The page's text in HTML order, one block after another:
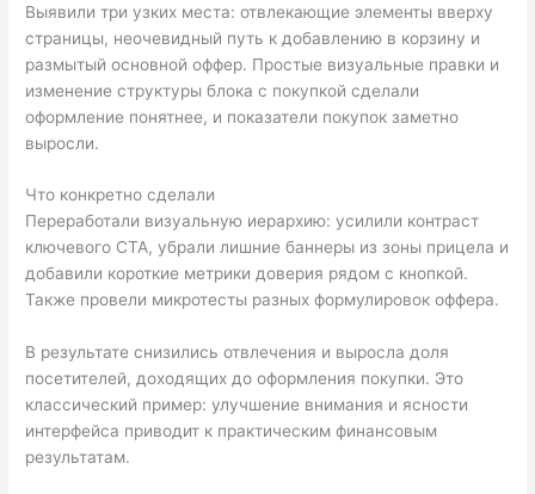
Выявили три узких места: отвлекающие элементы вверху
страницы, неочевидный путь к добавлению в корзину и
размытый основной оффер. Простые визуальные правки и
изменение структуры блока с покупкой сделали
оформление понятнее, и показатели покупок заметно
выросли.
Что конкретно сделали
Переработали визуальную иерархию: усилили контраст
ключевого CTA, убрали лишние баннеры из зоны прицела и
добавили короткие метрики доверия рядом с кнопкой.
Также провели микротесты разных формулировок оффера.
В результате снизились отвлечения и выросла доля
посетителей, доходящих до оформления покупки. Это
классический пример: улучшение внимания и ясности
интерфейса приводит к практическим финансовым
результатам.